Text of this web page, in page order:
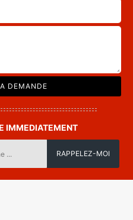
IMMEDIATEMENT